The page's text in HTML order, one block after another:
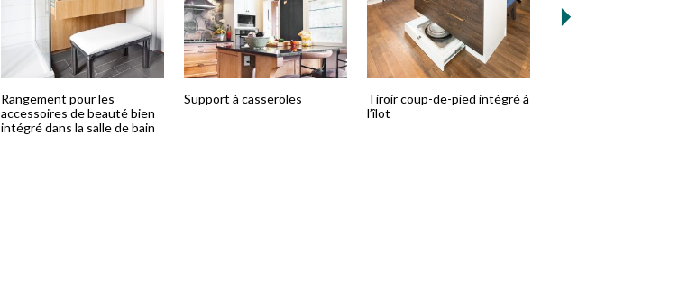
Rangement pour les
accessoires de beauté bien
intégré dans la salle de bain
Support à casseroles
Tiroir coup-de-pied intégré à
l’îlot